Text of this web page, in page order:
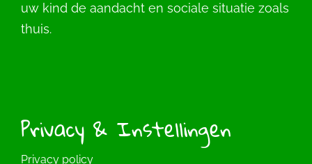
uw kind de aandacht en sociale situatie zoals
thuis.
Privacy & Instellingen
Privacy policy